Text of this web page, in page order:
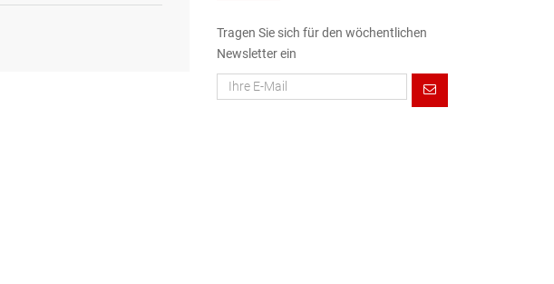
Tragen Sie sich für den wöchentlichen
Newsletter ein